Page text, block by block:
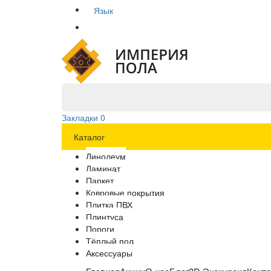
Язык
Закладки 0
Каталог
Линолеум
Ламинат
Паркет
Ковровые покрытия
Плитка ПВХ
Плинтуса
Пороги
Тёплый пол
Аксессуары